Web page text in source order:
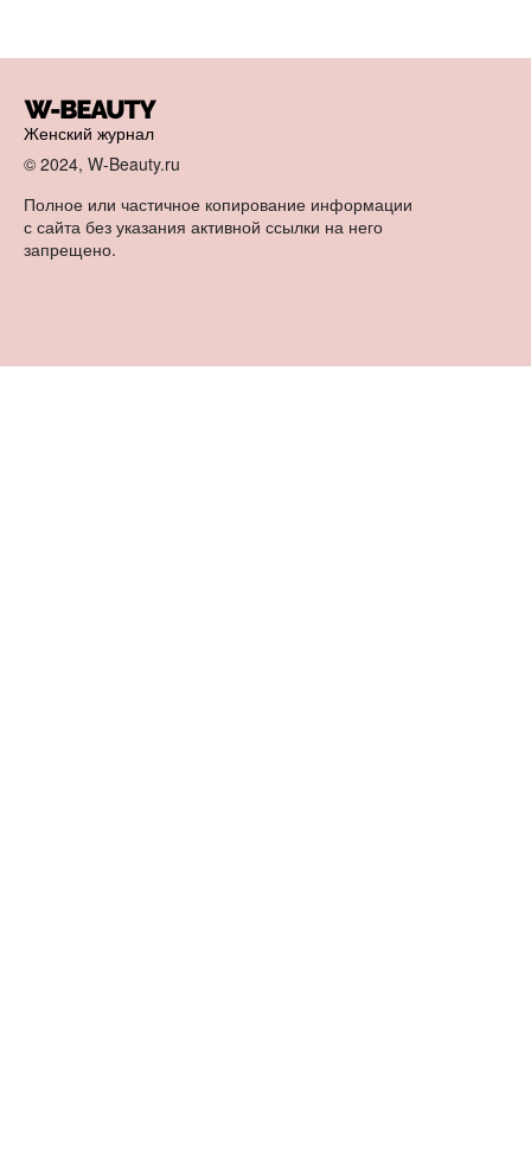
Женский журнал
© 2024, W-Beauty.ru
Полное или частичное копирование информации
с сайта без указания активной ссылки на него
запрещено.